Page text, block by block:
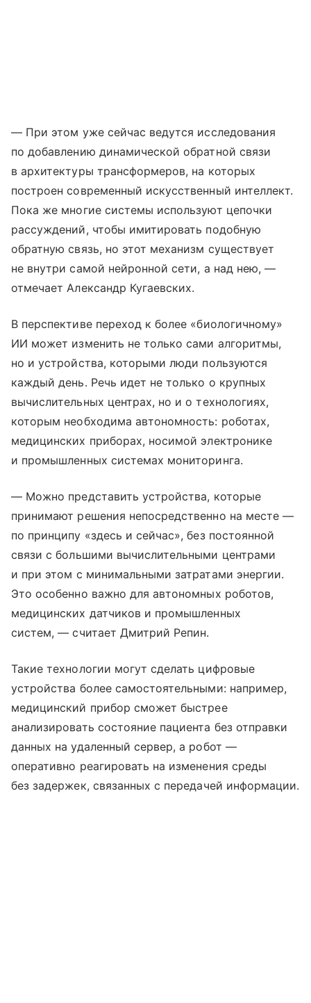
— При этом уже сейчас ведутся исследования
по добавлению динамической обратной связи
в архитектуры трансформеров, на которых
построен современный искусственный интеллект.
Пока же многие системы используют цепочки
рассуждений, чтобы имитировать подобную
обратную связь, но этот механизм существует
не внутри самой нейронной сети, а над нею, —
отмечает Александр Кугаевских.
В перспективе переход к более «биологичному»
ИИ может изменить не только сами алгоритмы,
но и устройства, которыми люди пользуются
каждый день. Речь идет не только о крупных
вычислительных центрах, но и о технологиях,
которым необходима автономность: роботах,
медицинских приборах, носимой электронике
и промышленных системах мониторинга.
— Можно представить устройства, которые
принимают решения непосредственно на месте —
по принципу «здесь и сейчас», без постоянной
связи с большими вычислительными центрами
и при этом с минимальными затратами энергии.
Это особенно важно для автономных роботов,
медицинских датчиков и промышленных
систем, — считает Дмитрий Репин.
Такие технологии могут сделать цифровые
устройства более самостоятельными: например,
медицинский прибор сможет быстрее
анализировать состояние пациента без отправки
данных на удаленный сервер, а робот —
оперативно реагировать на изменения среды
без задержек, связанных с передачей информации.